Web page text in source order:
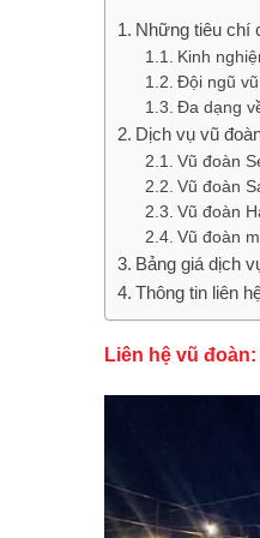
Những tiêu chí
Kinh
Đội ngũ
Đa dạng
Dịch vụ vũ
Vũ đoàn
Vũ đoàn
Vũ đoàn
Vũ đoàn
Bảng giá dịch
Thông tin liên
Liên hệ vũ đoàn: